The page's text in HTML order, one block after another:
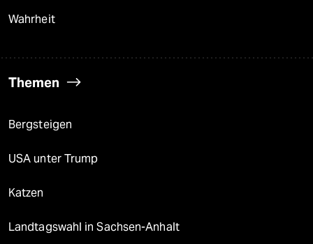
Wahrheit
Themen
Bergsteigen
USA unter Trump
Katzen
Landtagswahl in Sachsen-Anhalt